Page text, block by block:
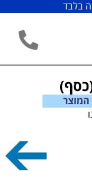
בלבד
המוצר